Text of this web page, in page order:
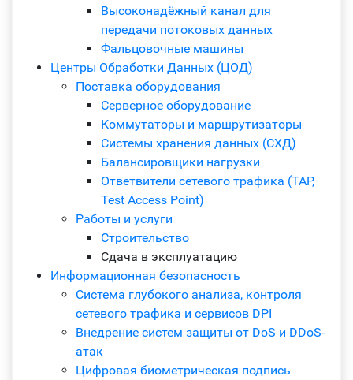
Высоконадёжный канал для
передачи потоковых данных
Фальцовочные машины
Центры Обработки Данных (ЦОД)
Поставка оборудования
Серверное оборудование
Коммутаторы и маршрутизаторы
Системы хранения данных (СХД)
Балансировщики нагрузки
Ответвители сетевого трафика (TAP,
Test Access Point)
Работы и услуги
Строительство
Сдача в эксплуатацию
Информационная безопасность
Система глубокого анализа, контроля
сетевого трафика и сервисов DPI
Внедрение систем защиты от DoS и DDoS-
атак
Цифровая биометрическая подпись